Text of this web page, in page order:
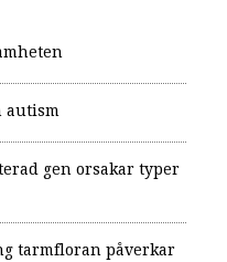
autism
gen orsakar typer
tarmfloran påverkar